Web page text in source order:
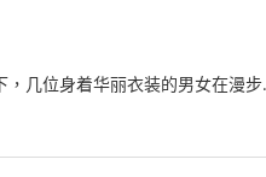
几位身着华丽衣装的男女在漫步